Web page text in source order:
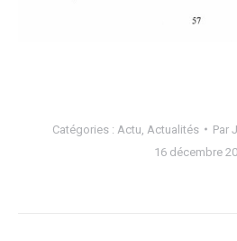
Catégories : Actu Actualités Par
16 décembre